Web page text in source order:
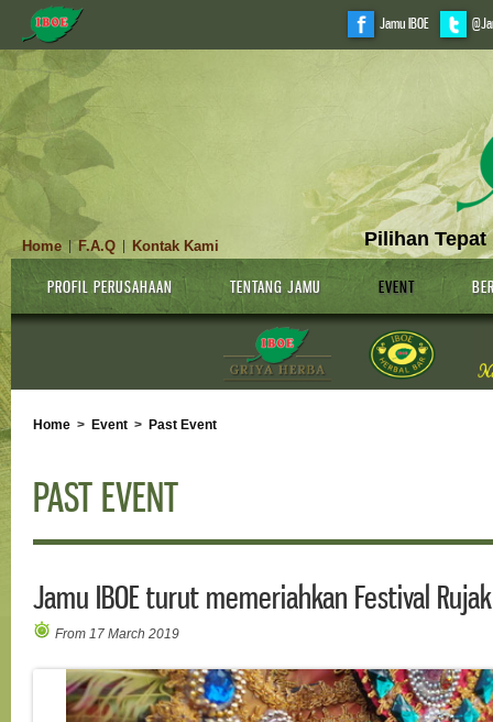
Jamu IBOE
Pilihan Tepat
Home |F.A.Q Kontak Kami
PROFIL PERUSAHAAN TENTANG JAMU EVENT
Home > Event > Past Event
PAST EVENT
Jamu IBOE turut memeriahkan Festival
From 17 March 2019